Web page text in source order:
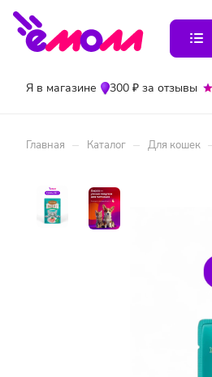
Я в магазине 300 ₽ за отзывы
Главная – Каталог – Для кошек